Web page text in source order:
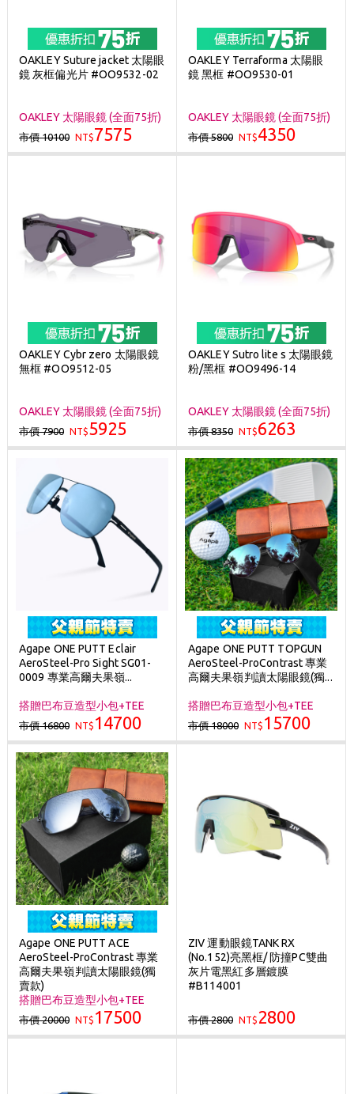
OAKLEY Suture jacket 太陽眼
鏡 灰框偏光片 #OO9532-02
OAKLEY 太陽眼鏡 (全面75折)
市價 10100 NT$7575
OAKLEY Terraforma 太陽眼
鏡 黑框 #OO9530-01
OAKLEY 太陽眼鏡 (全面75折)
市價 5800 NT$4350
OAKLEY Cybr zero 太陽眼鏡
無框 #OO9512-05
OAKLEY 太陽眼鏡 (全面75折)
市價 7900 NT$5925
OAKLEY Sutro lite s 太陽眼鏡
粉/黑框 #OO9496-14
OAKLEY 太陽眼鏡 (全面75折)
市價 8350 NT$6263
Agape ONE PUTT Eclair
AeroSteel-Pro Sight SG01-
0009 專業高爾夫果嶺...
搭贈巴布豆造型小包+TEE
市價 16800 NT$ 14700
Agape ONE PUTT TOPGUN
AeroSteel-ProContrast 專業
高爾夫果嶺判讀太陽眼鏡(獨...
搭贈巴布豆造型小包+TEE
市價 18000 NT$ 15700
Agape ONE PUTT ACE
AeroSteel-ProContrast 專業
高爾夫果嶺判讀太陽眼鏡(獨
賣款)
搭贈巴布豆造型小包+TEE
市價 20000 NT$ 17500
ZIV 運動眼鏡TANK RX
(No.152)亮黑框/ 防撞PC雙曲
灰片電黑紅多層鍍膜
#B114001
市價 2800 NT$ 2800